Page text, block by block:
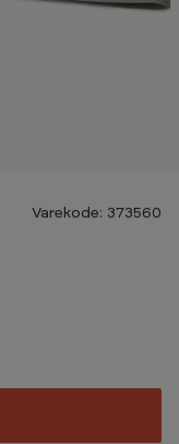
Varekode: 373560